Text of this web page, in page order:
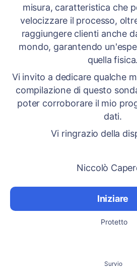
misura, caratteristica che
velocizzare il processo,
raggiungere clienti anche
mondo, garantendo
quella fisica.
Vi invito a dedicare qualche
compilazione di questo
poter corroborare il mio
dati.
Vi ringrazio della
Niccolò
Iniziare
Protetto
Survio